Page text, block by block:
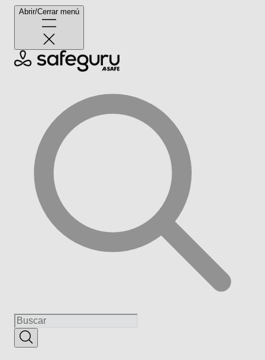
Abrir/Cerrar menú